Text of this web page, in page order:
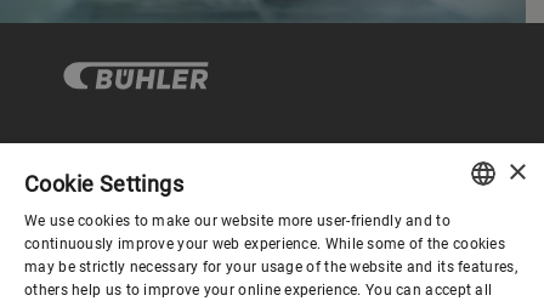
企业与合规
关于布勒
ENGLISH
SPANISH
×
Cookie Settings
We use cookies to make our website more user-friendly and to
continuously improve your web experience. While some of the cookies
may be strictly necessary for your usage of the website and its features,
others help us to improve your online experience. You can accept all